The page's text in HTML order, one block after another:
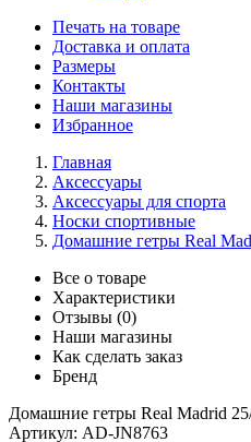
Печать на товаре
Доставка и оплата
Размеры
Контакты
Наши магазины
Избранное
Главная
Аксессуары
Аксессуары для спорта
Носки спортивные
Домашние гетры Real
Все о товаре
Характеристики
Отзывы (0)
Наши магазины
Как сделать заказ
Бренд
Домашние гетры Real Madrid
Артикул: AD-JN8763